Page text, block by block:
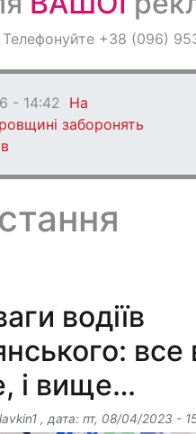
Телефонуйте +38 (096)
- 14:42 На
заборонять
водіїв
все
і вище…
, дата: пт, 08/04/2023 -